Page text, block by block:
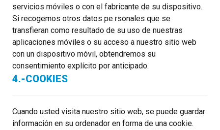
servicios móviles o con el fabricante de su dispositivo.
Si recogemos otros datos pe rsonales que se
transfieran como resultado de su uso de nuestras
aplicaciones móviles o su acceso a nuestro sitio web
con un dispositivo móvil, obtendremos su
consentimiento explícito por anticipado.
4.-COOKIES
Cuando usted visita nuestro sitio web, se puede guardar
información en su ordenador en forma de una cookie.